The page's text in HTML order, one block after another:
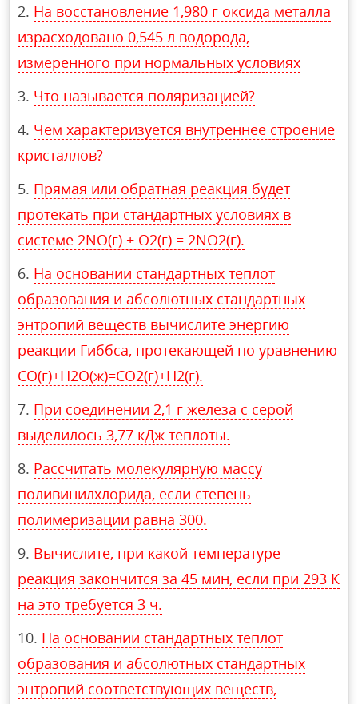
На восстановление 1,980 г оксида металла
израсходовано 0,545 л водорода,
измеренного при нормальных условиях
Что называется поляризацией?
Чем характеризуется внутреннее строение
кристаллов?
Прямая или обратная реакция будет
протекать при стандартных условиях в
системе 2NO(г) + O2(г) = 2NO2(г).
На основании стандартных теплот
образования и абсолютных стандартных
энтропий веществ вычислите энергию
реакции Гиббса, протекающей по уравнению
СО(г)+Н2О(ж)=СO2(г)+Н2(г).
При соединении 2,1 г железа с серой
выделилось 3,77 кДж теплоты.
Рассчитать молекулярную массу
поливинилхлорида, если степень
полимеризации равна 300.
Вычислите, при какой температуре
реакция закончится за 45 мин, если при 293 К
на это требуется 3 ч.
На основании стандартных теплот
образования и абсолютных стандартных
энтропий соответствующих веществ,